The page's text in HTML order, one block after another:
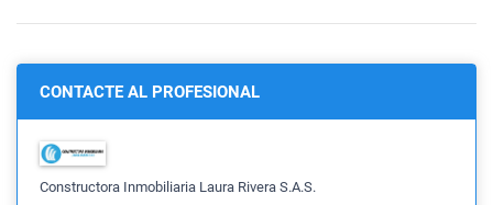
CONTACTE AL PROFESIONAL
Constructora Inmobiliaria Laura Rivera S.A.S.